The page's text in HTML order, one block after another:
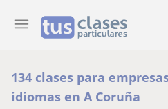
134 clases para
idiomas en A Coruña